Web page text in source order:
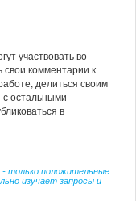
участвовать во
свои комментарии к
делиться своим
остальными
в
- только положительные
изучает запросы и